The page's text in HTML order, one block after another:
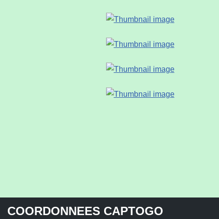
COORDONNEES CAPTOGO